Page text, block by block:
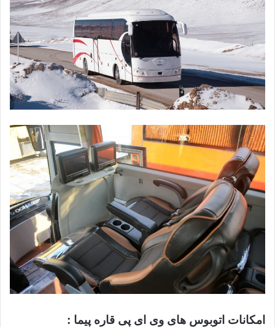
امکانات اتوبوس های وی ای پی قاره پیما :